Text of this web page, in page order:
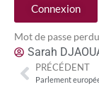
Connexion
Mot de passe
Sarah
PRÉCÉDENT